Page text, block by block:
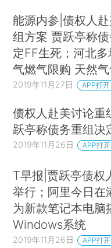
能源内参|债权人
组方案 贾跃亭称
定FF生死；河北
气燃气限购 天然
2019年11月27日 APP打开
债权人赴美讨论重
跃亭称债务重组决
2019年11月26日 APP打开
T早报|贾跃亭债权
举行；阿里今日在
为新款笔记本电脑
Windows系统
2019年11月26日 APP打开